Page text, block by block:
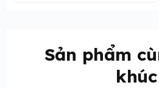
Sản phẩm
khúc